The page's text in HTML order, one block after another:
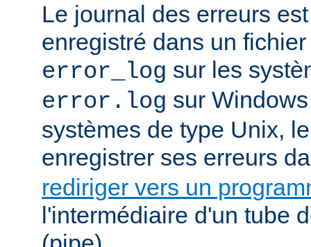
Le journal des erreurs
enregistré dans un
error_log sur les
error.log sur
systèmes de type Unix,
enregistrer ses erreurs
rediriger vers un
l'intermédiaire d'un tube